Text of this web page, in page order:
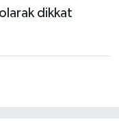
dikkat